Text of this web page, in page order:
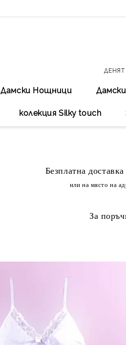
Дамски Нощници
колекция Silky touch
или на място на
За